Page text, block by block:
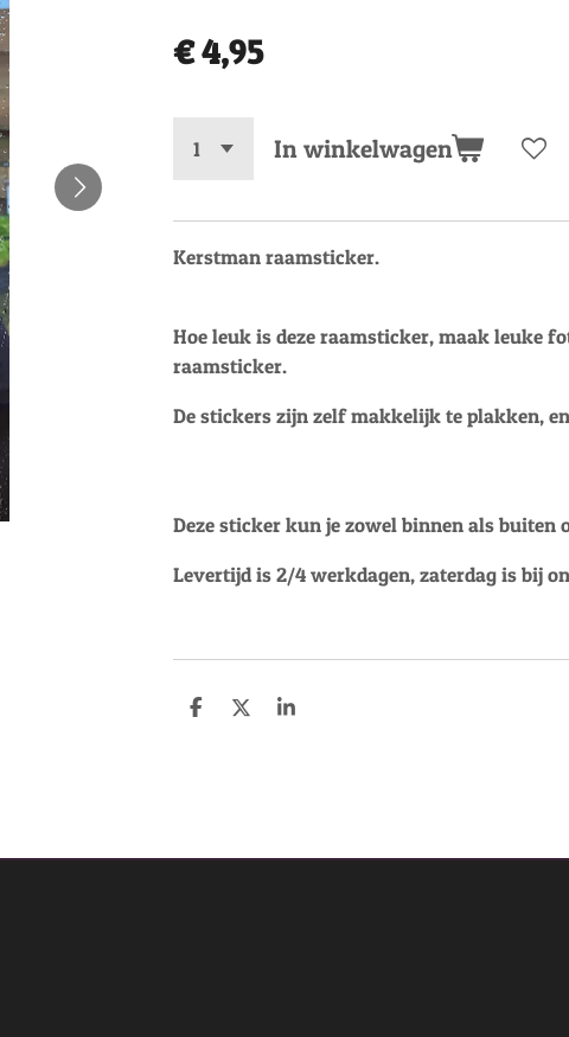
€ 4,95
In winkelwagen
Kerstman raamsticker.
Hoe leuk is deze raamsticker, maak leuke
raamsticker.
De stickers zijn zelf makkelijk te plakken,
Deze sticker kun je zowel binnen als buiten
Levertijd is 2/4 werkdagen, zaterdag is bij
D
D
S